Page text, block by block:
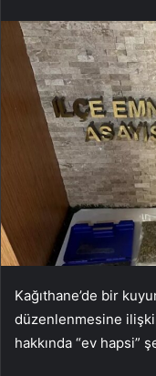
Kağıthane’de bir
düzenlenmesine
hakkında “ev hapsi”